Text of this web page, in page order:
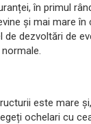
în primul
și mai mare în
dezvoltări de
este mare
ochelari cu